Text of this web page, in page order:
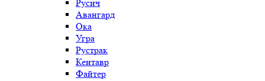
Русич
Авангард
Ока
Угра
Рустрак
Кентавр
Файтер